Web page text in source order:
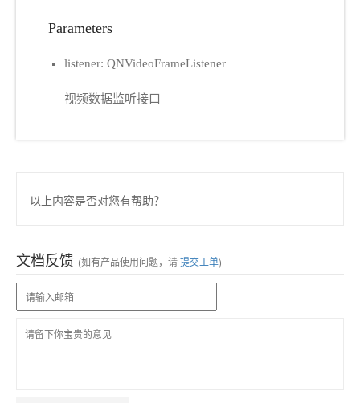
Parameters
listener: QNVideoFrameListener
视频数据监听接口
以上内容是否对您有帮助？
文档反馈 (如有产品使用问题，请提交工单)